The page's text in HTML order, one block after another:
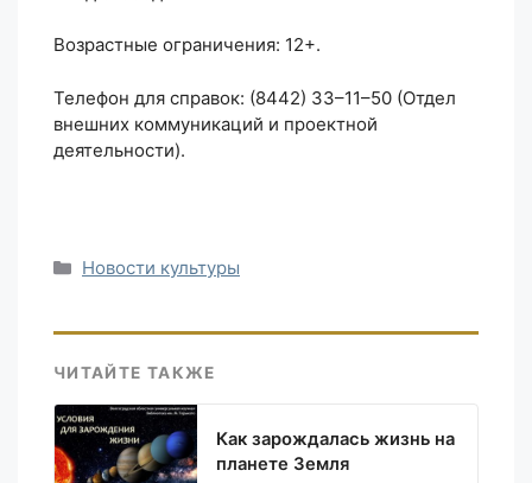
Возрастные ограничения: 12+.
Телефон для справок: (8442) 33–11–50 (Отдел
внешних коммуникаций и проектной
деятельности).
Рубрики
Новости культуры
ЧИТАЙТЕ ТАКЖЕ
Как зарождалась жизнь на
планете Земля